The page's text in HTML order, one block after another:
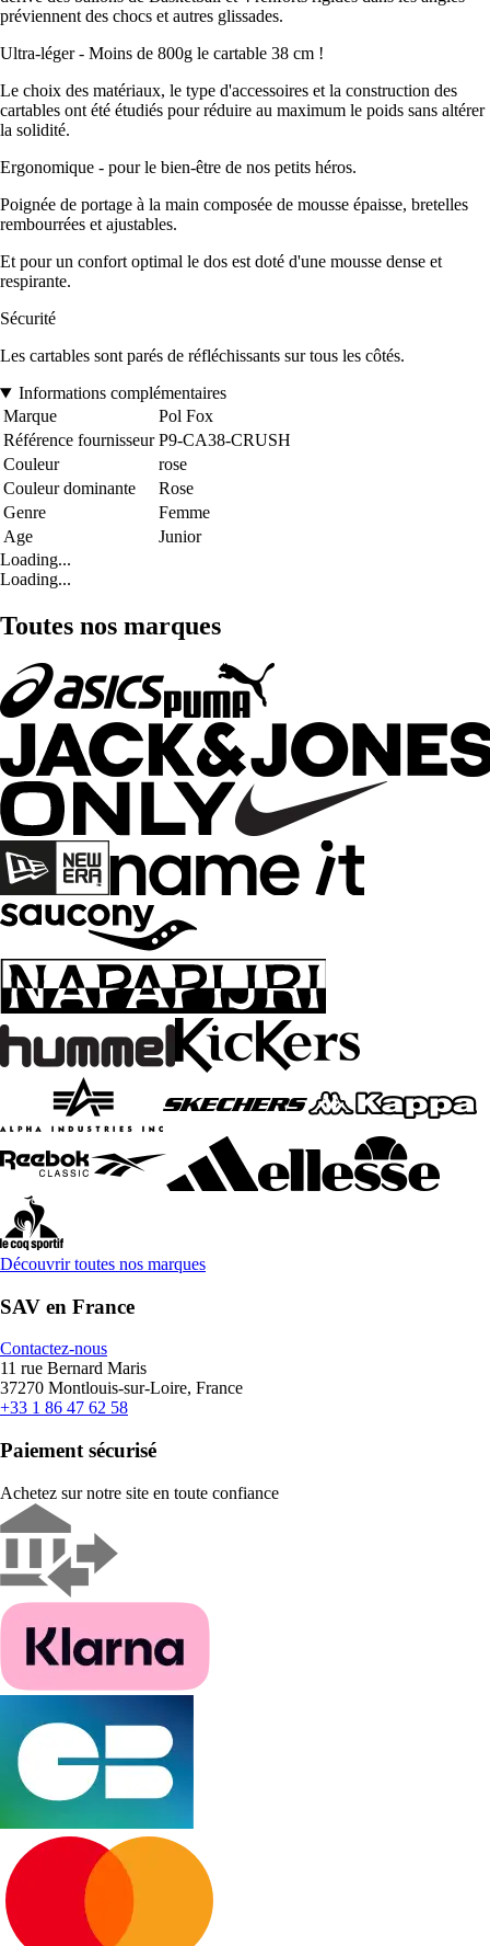
préviennent des chocs et autres glissades.
Ultra-léger - Moins de 800g le cartable 38 cm !
Le choix des matériaux, le type d'accessoires et la construction des
cartables ont été étudiés pour réduire au maximum le poids sans altérer
la solidité.
Ergonomique - pour le bien-être de nos petits héros.
Poignée de portage à la main composée de mousse épaisse, bretelles
rembourrées et ajustables.
Et pour un confort optimal le dos est doté d'une mousse dense et
respirante.
Sécurité
Les cartables sont parés de réfléchissants sur tous les côtés.
Informations complémentaires
Marque
Pol Fox
Référence fournisseur P9-CA38-CRUSH
Couleur
rose
Couleur dominante
Rose
Genre
Femme
Age
Junior
Loading...
Loading...
Toutes nos marques
Découvrir toutes nos marques
SAV en France
Contactez-nous
11 rue Bernard Maris
37270 Montlouis-sur-Loire, France
+33 1 86 47 62 58
Paiement sécurisé
Achetez sur notre site en toute confiance